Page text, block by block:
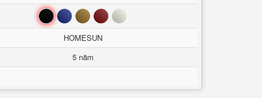
Đen Xanh Nâu Đỏ Trắng
HOMESUN
5 năm